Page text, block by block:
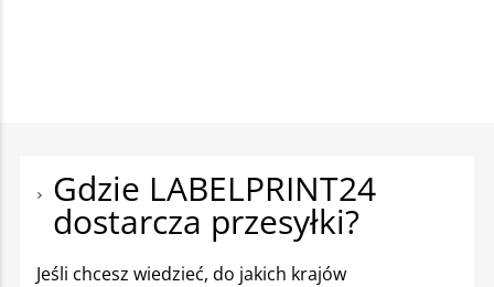
Gdzie LABELPRINT24
dostarcza przesyłki?
Jeśli chcesz wiedzieć, do jakich krajów